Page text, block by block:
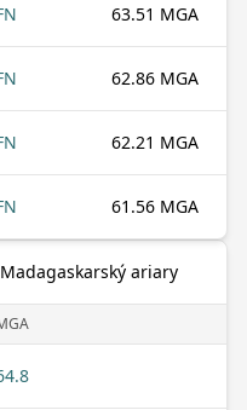
63.51 MGA
62.86 MGA
62.21 MGA
61.56 MGA
ariary